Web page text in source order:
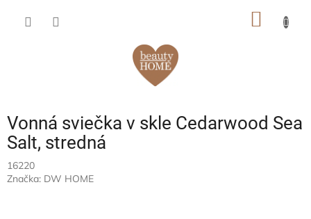
Vonná sviečka v skle Cedarwood Sea
Salt, stredná
16220
Značka: DW HOME